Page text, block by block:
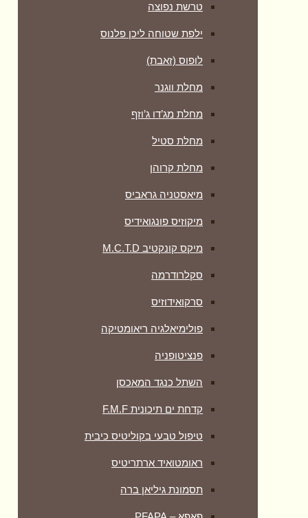
טרשת נפוצה
ילפת שטוחה ליכן פלנוס
לופוס (זאבת)
מחלת ווגנר
מחלת מג’דו ג’וזף
מחלת סטיל
מחלת קרוהן
מיאסטניה גראביס
מיקוזיס פונגואידיס
מיקס קונקטיב M.C.T.D
סקלרודרמה
סרקואידוזיס
פולימיאלגיה ריאומטיקה
‏פנציטופניה
השתל כנגד המאכסן
קדחת ים תיכונית F.M.F
טיפול טבעי בקוליטיס כיבית
ראומטואיד ארתריטיס
תסמונת גיליאן ברה